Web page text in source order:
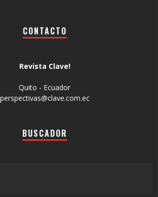
CONTACTO
Revista Clave!
Quito - Ecuador
perspectivas@clave.com.ec
BUSCADOR